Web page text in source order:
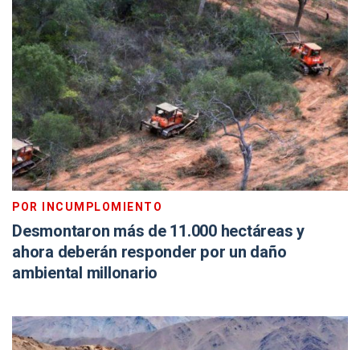
POR INCUMPLOMIENTO
Desmontaron más de 11.000 hectáreas y
ahora deberán responder por un daño
ambiental millonario